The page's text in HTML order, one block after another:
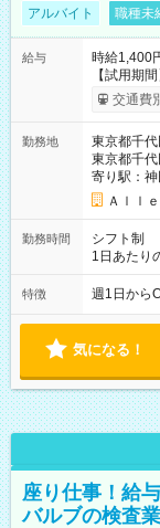
アルバイト 職種未
給与
時給1,400
【試用期
給与は本
交通費
勤務地
東京都千代
東京都千
寄り駅：神
Ａｌｌ
勤務時間
シフト制
1日あたり
実働時間
能！ └平日
特徴 週1日から
気になる！
座り仕事！給
バルブの検査